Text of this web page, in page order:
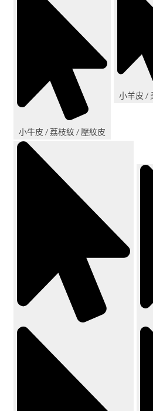
小牛皮 / 荔枝紋 / 壓紋皮
小羊皮 /